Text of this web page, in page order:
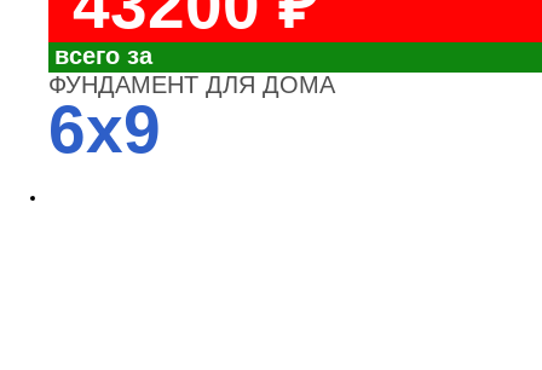
всего за
ФУНДАМЕНТ ДЛЯ ДОМА
6x9